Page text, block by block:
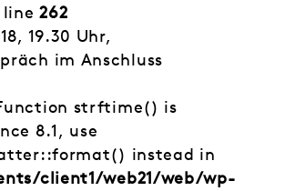
line262
19.30 Uhr,
im Anschluss
strftime() is
8.1, use
instead in
client1/web21/web/wp-